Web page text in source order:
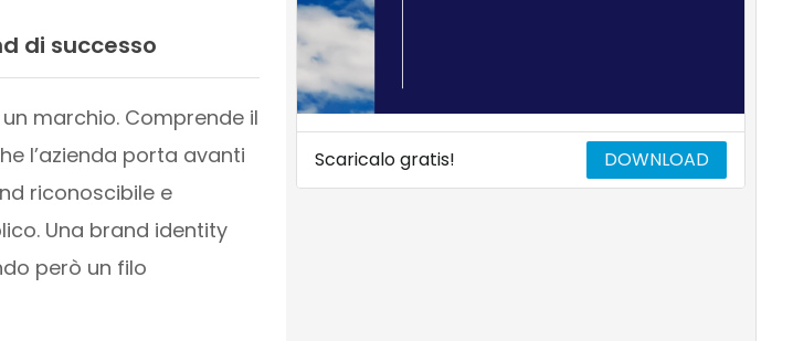
di successo
marchio. Comprende il
l’azienda porta avanti
riconoscibile e
Una brand identity
però un filo
Scaricalo gratis! DOWNLOAD